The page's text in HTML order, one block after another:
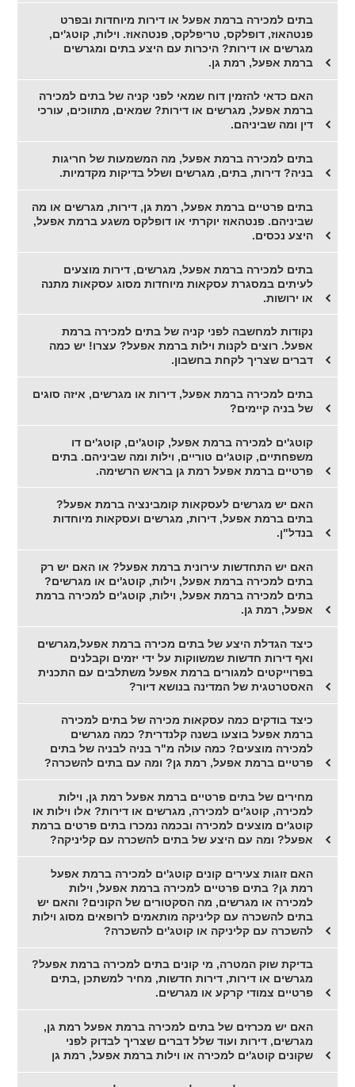
בתים למכירה ברמת אפעל או דירות מיוחדות ובפרט
פנטהאוז, דופלקס, טריפלקס, פנטהאוז. וילות, קוטג'ים,
מגרשים או דירות? היכרות עם היצע בתים ומגרשים
ברמת אפעל, רמת גן.
האם כדאי להזמין דוח שמאי לפני קניה של בתים למכירה
ברמת אפעל, מגרשים או דירות? שמאים, מתווכים, עורכי
דין ומה שביניהם.
בתים למכירה ברמת אפעל, מה המשמעות של חריגות
בניה? דירות, בתים, מגרשים ושלל בדיקות מקדמיות.
בתים פרטיים ברמת אפעל, רמת גן, דירות, מגרשים או מה
שביניהם. פנטהאוז יוקרתי או דופלקס משגע ברמת אפעל,
היצע נכסים.
בתים למכירה ברמת אפעל, מגרשים, דירות מוצעים
לעיתים במסגרת עסקאות מיוחדות מסוג עסקאות מתנה
או ירושות.
נקודות למחשבה לפני קניה של בתים למכירה ברמת
אפעל. רוצים לקנות וילות ברמת אפעל? עצרו! יש כמה
דברים שצריך לקחת בחשבון.
בתים למכירה ברמת אפעל, דירות או מגרשים, איזה סוגים
של בניה קיימים?
קוטג'ים למכירה ברמת אפעל, קוטג'ים, קוטג'ים דו
משפחתיים, קוטג'ים טוריים, וילות ומה שביניהם. בתים
פרטיים ברמת אפעל רמת גן בראש הרשימה.
האם יש מגרשים לעסקאות קומבינציה ברמת אפעל?
בתים ברמת אפעל, דירות, מגרשים ועסקאות מיוחדות
בנדל"ן.
האם יש התחדשות עירונית ברמת אפעל? או האם יש רק
בתים למכירה ברמת אפעל, וילות, קוטג'ים או מגרשים?
בתים למכירה ברמת אפעל, וילות, קוטג'ים למכירה ברמת
אפעל, רמת גן.
כיצד הגדלת היצע של בתים מכירה ברמת אפעל,מגרשים
ואף דירות חדשות שמשווקות על ידי יזמים וקבלנים
בפרוייקטים למגורים ברמת אפעל משתלבים עם התכנית
האסטרטגית של המדינה בנושא דיור?
כיצד בודקים כמה עסקאות מכירה של בתים למכירה
ברמת אפעל בוצעו בשנה קלנדרית? כמה מגרשים
למכירה מוצעים? כמה עולה מ"ר בניה לבניה של בתים
פרטיים ברמת אפעל, רמת גן? ומה עם בתים להשכרה?
מחירים של בתים פרטיים ברמת אפעל רמת גן, וילות
למכירה, קוטג'ים למכירה, מגרשים או דירות? אלו וילות או
קוטג'ים מוצעים למכירה ובכמה נמכרו בתים פרטים ברמת
אפעל? ומה עם היצע של בתים להשכרה עם קליניקה?
האם זוגות צעירים קונים קוטג'ים למכירה ברמת אפעל
רמת גן? בתים פרטיים למכירה ברמת אפעל, וילות
למכירה או מגרשים, מה הסקטורים של הקונים? והאם יש
בתים להשכרה עם קליניקה מותאמים לרופאים מסוג וילות
להשכרה עם קליניקה או קוטג'ים להשכרה?
בדיקת שוק המטרה, מי קונים בתים למכירה ברמת אפעל?
מגרשים או דירות, דירות חדשות, מחיר למשתכן ,בתים
פרטיים צמודי קרקע או מגרשים.
האם יש מכרזים של בתים למכירה ברמת אפעל רמת גן,
מגרשים, דירות ועוד שלל דברים שצריך לבדוק לפני
שקונים קוטג'ים למכירה או וילות ברמת אפעל, רמת גן